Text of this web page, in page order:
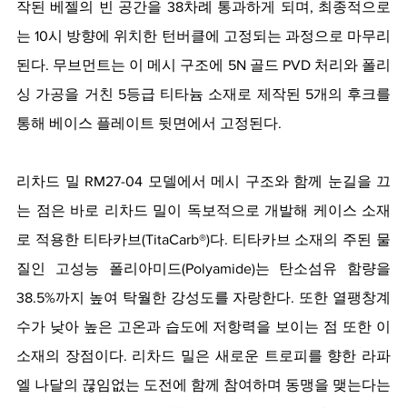
작된 베젤의 빈 공간을 38차례 통과하게 되며, 최종적으로
는 10시 방향에 위치한 턴버클에 고정되는 과정으로 마무리
된다. 무브먼트는 이 메시 구조에 5N 골드 PVD 처리와 폴리
싱 가공을 거친 5등급 티타늄 소재로 제작된 5개의 후크를
통해 베이스 플레이트 뒷면에서 고정된다.
리차드 밀 RM27-04 모델에서 메시 구조와 함께 눈길을 끄
는 점은 바로 리차드 밀이 독보적으로 개발해 케이스 소재
로 적용한 티타카브(TitaCarb®)다. 티타카브 소재의 주된 물
질인 고성능 폴리아미드(Polyamide)는 탄소섬유 함량을
38.5%까지 높여 탁월한 강성도를 자랑한다. 또한 열팽창계
수가 낮아 높은 고온과 습도에 저항력을 보이는 점 또한 이
소재의 장점이다. 리차드 밀은 새로운 트로피를 향한 라파
엘 나달의 끊임없는 도전에 함께 참여하며 동맹을 맺는다는